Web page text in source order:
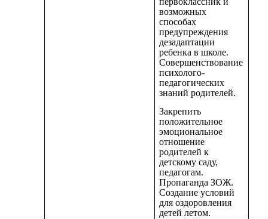
возможных
способах
предупреждения
дезадаптации
ребенка в школе.
Совершенствование
психолого-
педагогических
знаний родителей.
Закрепить
положительное
эмоциональное
отношение
родителей к
детскому саду,
педагогам.
Пропаганда ЗОЖ.
Создание условий
для оздоровления
детей летом.